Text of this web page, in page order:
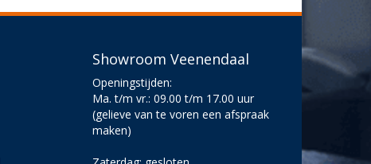
Showroom Veenendaal
Openingstijden:
Ma. t/m vr.: 09.00 t/m 17.00 uur
(gelieve van te voren een afspraak
maken)